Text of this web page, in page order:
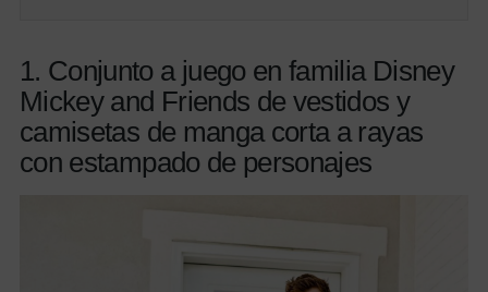
1. Conjunto a juego en familia Disney
Mickey and Friends de vestidos y
camisetas de manga corta a rayas
con estampado de personajes